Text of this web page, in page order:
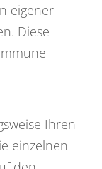
eigener
Diese
Ihren
einzelnen